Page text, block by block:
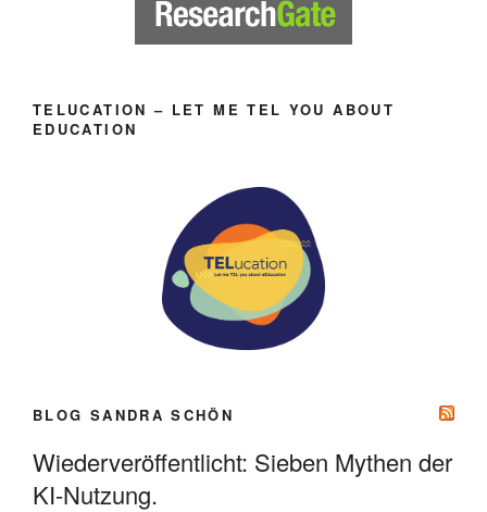
TELUCATION – LET ME TEL YOU ABOUT
EDUCATION
BLOG SANDRA SCHÖN
Wiederveröffentlicht: Sieben Mythen der
KI-Nutzung.